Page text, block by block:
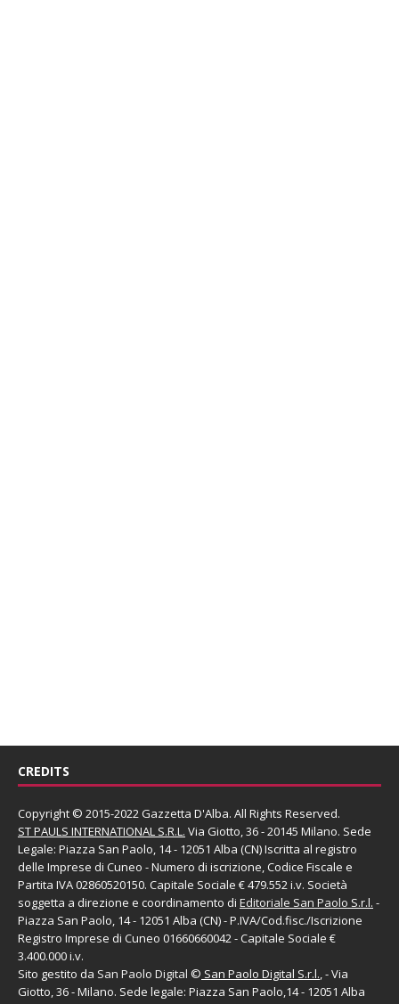
CREDITS
Copyright © 2015-2022 Gazzetta D'Alba. All Rights Reserved.
ST PAULS INTERNATIONAL S.R.L. Via Giotto, 36 - 20145 Milano. Sede
Legale: Piazza San Paolo, 14 - 12051 Alba (CN) Iscritta al registro
delle Imprese di Cuneo - Numero di iscrizione, Codice Fiscale e
Partita IVA 02860520150. Capitale Sociale € 479.552 i.v. Società
soggetta a direzione e coordinamento di Editoriale San Paolo S.r.l. -
Piazza San Paolo, 14 - 12051 Alba (CN) - P.IVA/Cod.fisc./Iscrizione
Registro Imprese di Cuneo 01660660042 - Capitale Sociale €
3.400.000 i.v.
Sito gestito da San Paolo Digital © San Paolo Digital S.r.l., - Via
Giotto, 36 - Milano. Sede legale: Piazza San Paolo,14 - 12051 Alba